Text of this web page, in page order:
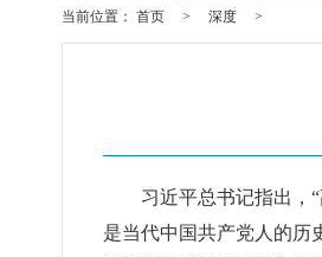
当前位置： 首页 > 深度 >
习近平总书记指出，
是当代中国共产党人的历